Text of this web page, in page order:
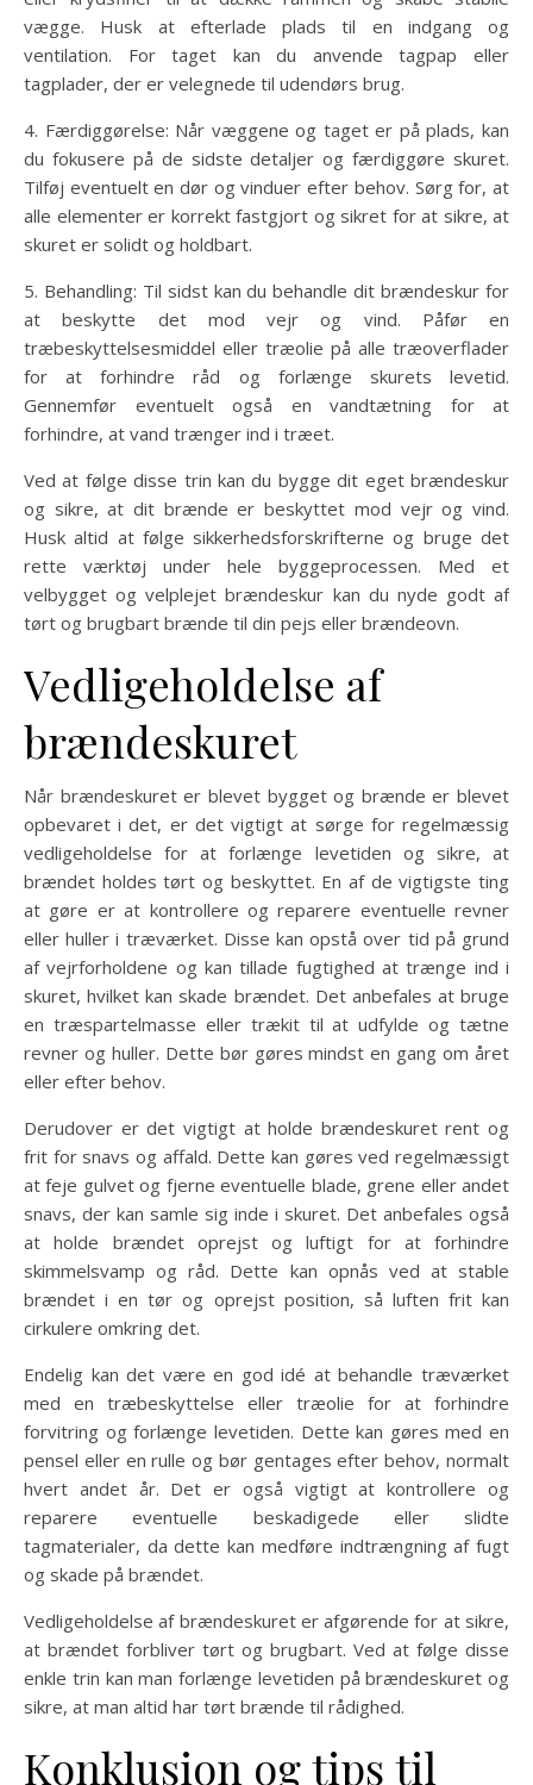
vægge. Husk at efterlade plads til en indgang og
ventilation. For taget kan du anvende tagpap eller
tagplader, der er velegnede til udendørs brug.
4. Færdiggørelse: Når væggene og taget er på plads, kan
du fokusere på de sidste detaljer og færdiggøre skuret.
Tilføj eventuelt en dør og vinduer efter behov. Sørg for, at
alle elementer er korrekt fastgjort og sikret for at sikre, at
skuret er solidt og holdbart.
5. Behandling: Til sidst kan du behandle dit brændeskur for
at beskytte det mod vejr og vind. Påfør en
træbeskyttelsesmiddel eller træolie på alle træoverflader
for at forhindre råd og forlænge skurets levetid.
Gennemfør eventuelt også en vandtætning for at
forhindre, at vand trænger ind i træet.
Ved at følge disse trin kan du bygge dit eget brændeskur
og sikre, at dit brænde er beskyttet mod vejr og vind.
Husk altid at følge sikkerhedsforskrifterne og bruge det
rette værktøj under hele byggeprocessen. Med et
velbygget og velplejet brændeskur kan du nyde godt af
tørt og brugbart brænde til din pejs eller brændeovn.
Vedligeholdelse af
brændeskuret
Når brændeskuret er blevet bygget og brænde er blevet
opbevaret i det, er det vigtigt at sørge for regelmæssig
vedligeholdelse for at forlænge levetiden og sikre, at
brændet holdes tørt og beskyttet. En af de vigtigste ting
at gøre er at kontrollere og reparere eventuelle revner
eller huller i træværket. Disse kan opstå over tid på grund
af vejrforholdene og kan tillade fugtighed at trænge ind i
skuret, hvilket kan skade brændet. Det anbefales at bruge
en træspartelmasse eller trækit til at udfylde og tætne
revner og huller. Dette bør gøres mindst en gang om året
eller efter behov.
Derudover er det vigtigt at holde brændeskuret rent og
frit for snavs og affald. Dette kan gøres ved regelmæssigt
at feje gulvet og fjerne eventuelle blade, grene eller andet
snavs, der kan samle sig inde i skuret. Det anbefales også
at holde brændet oprejst og luftigt for at forhindre
skimmelsvamp og råd. Dette kan opnås ved at stable
brændet i en tør og oprejst position, så luften frit kan
cirkulere omkring det.
Endelig kan det være en god idé at behandle træværket
med en træbeskyttelse eller træolie for at forhindre
forvitring og forlænge levetiden. Dette kan gøres med en
pensel eller en rulle og bør gentages efter behov, normalt
hvert andet år. Det er også vigtigt at kontrollere og
reparere eventuelle beskadigede eller slidte
tagmaterialer, da dette kan medføre indtrængning af fugt
og skade på brændet.
Vedligeholdelse af brændeskuret er afgørende for at sikre,
at brændet forbliver tørt og brugbart. Ved at følge disse
enkle trin kan man forlænge levetiden på brændeskuret og
sikre, at man altid har tørt brænde til rådighed.
Konklusion og tips til